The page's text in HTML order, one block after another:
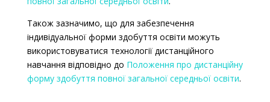
Також зазначимо, що для забезпечення
індивідуальної форми здобуття освіти можуть
використовуватися технології дистанційного
навчання відповідно до Положення про дистанційну
форму здобуття повної загальної середньої освіти.